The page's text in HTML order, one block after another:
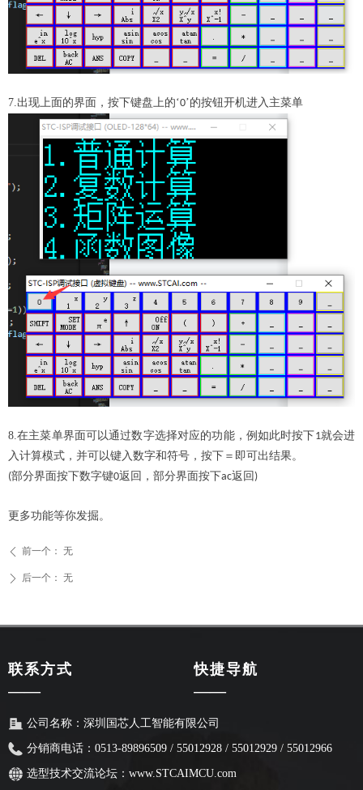
7.出现上面的界面，按下键盘上的‘0’的按钮开机进入主菜单
8.在主菜单界面可以通过数字选择对应的功能，例如此时按下1就会进
入计算模式，并可以键入数字和符号，按下＝即可出结果。
(部分界面按下数字键0返回，部分界面按下ac返回)
更多功能等你发掘。
ꄴ 前一个： 无
ꄲ 后一个： 无
联系方式
——
公司名称： 深圳国芯人工智能有限公司
分销商电话：0513-89896509 / 55012928 / 55012929 / 55012966
选型技术交流论坛： www.STCAIMCU.com
快捷导航
——